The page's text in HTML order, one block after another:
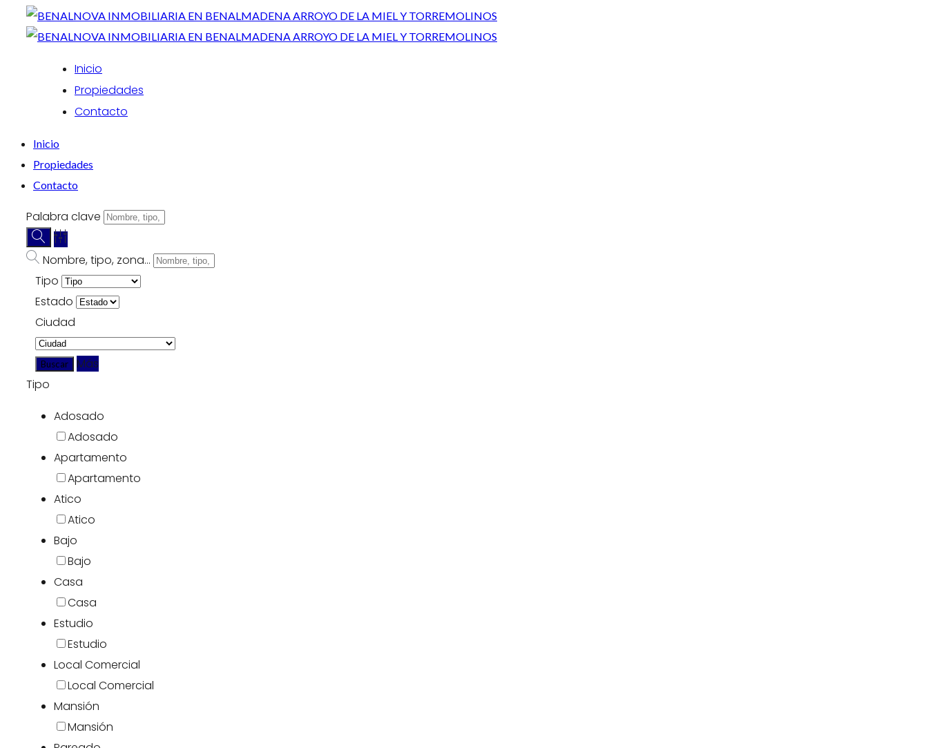
Inicio
Propiedades
Contacto
Inicio
Propiedades
Contacto
Palabra clave
Nombre, tipo, zona...
Tipo
Estado
Ciudad
Más
Tipo
Adosado
Adosado
Apartamento
Apartamento
Atico
Atico
Bajo
Bajo
Casa
Casa
Estudio
Estudio
Local Comercial
Local Comercial
Mansión
Mansión